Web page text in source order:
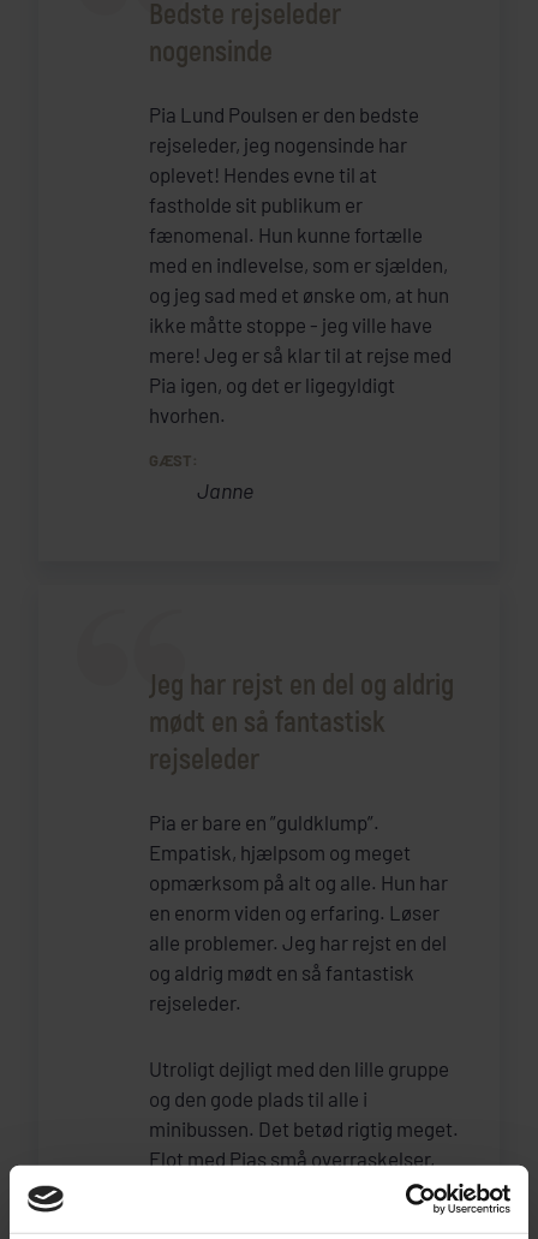
Bedste rejseleder
nogensinde
Pia Lund Poulsen er den bedste
rejseleder, jeg nogensinde har
oplevet! Hendes evne til at
fastholde sit publikum er
fænomenal. Hun kunne fortælle
med en indlevelse, som er sjælden,
og jeg sad med et ønske om, at hun
ikke måtte stoppe - jeg ville have
mere! Jeg er så klar til at rejse med
Pia igen, og det er ligegyldigt
hvorhen.
GÆST:
Janne
Jeg har rejst en del og aldrig
mødt en så fantastisk
rejseleder
Pia er bare en ”guldklump”.
Empatisk, hjælpsom og meget
opmærksom på alt og alle. Hun har
en enorm viden og erfaring. Løser
alle problemer. Jeg har rejst en del
og aldrig mødt en så fantastisk
rejseleder.
Utroligt dejligt med den lille gruppe
og den gode plads til alle i
minibussen. Det betød rigtig meget.
Flot med Pias små overraskelser,